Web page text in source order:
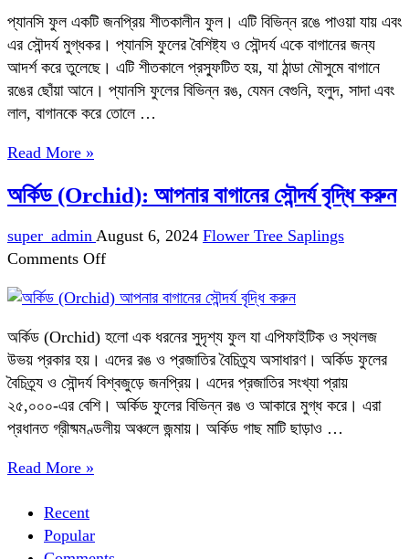
ফুল:
সুন্দর
বাগান
সৃষ্টির
সহজ
উপায়
প্যানসি ফুল একটি জনপ্রিয় শীতকালীন ফুল। এটি বিভিন্ন রঙে পাওয়া যায় এবং
এর সৌন্দর্য মুগ্ধকর। প্যানসি ফুলের বৈশিষ্ট্য ও সৌন্দর্য একে বাগানের জন্য
আদর্শ করে তুলেছে। এটি শীতকালে প্রস্ফুটিত হয়, যা ঠান্ডা মৌসুমে বাগানে
রঙের ছোঁয়া আনে। প্যানসি ফুলের বিভিন্ন রঙ, যেমন বেগুনি, হলুদ, সাদা এবং
লাল, বাগানকে করে তোলে …
Read More »
অর্কিড (Orchid): আপনার বাগানের সৌন্দর্য বৃদ্ধি করুন
super_admin August 6, 2024 Flower Tree Saplings
Comments Offon
(Orchid):
বাগানের
বৃদ্ধি
করুন
অর্কিড (Orchid) হলো এক ধরনের সুদৃশ্য ফুল যা এপিফাইটিক ও স্থলজ
উভয় প্রকার হয়। এদের রঙ ও প্রজাতির বৈচিত্র্য অসাধারণ। অর্কিড ফুলের
বৈচিত্র্য ও সৌন্দর্য বিশ্বজুড়ে জনপ্রিয়। এদের প্রজাতির সংখ্যা প্রায়
২৫,০০০-এর বেশি। অর্কিড ফুলের বিভিন্ন রঙ ও আকারে মুগ্ধ করে। এরা
প্রধানত গ্রীষ্মমণ্ডলীয় অঞ্চলে জন্মায়। অর্কিড গাছ মাটি ছাড়াও …
Read More »
Recent
Popular